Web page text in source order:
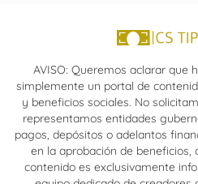
AVISO: Queremos aclarar
simplemente un portal de
y beneficios sociales. No
representamos entidades
pagos, depósitos o adelantos
en la aprobación de
contenido es exclusivamente